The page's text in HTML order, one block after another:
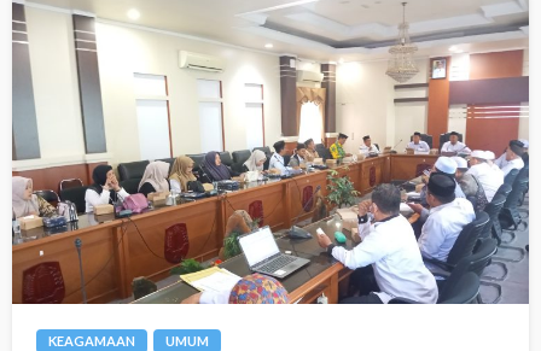
KEAGAMAAN UMUM